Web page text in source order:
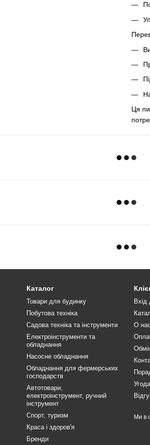
Ця
Каталог
Товари для будинку
Побутова техніка
Садова техніка та інструменти
Електроінструменти та
обладнання
Насосне обладнання
Обладнання для фермерських
господарств
Автотовари,
електроінструмент, ручний
інструмент
Спорт, туризм
Краса і здоров'я
Бренди
Вхід
О нас
Ми в